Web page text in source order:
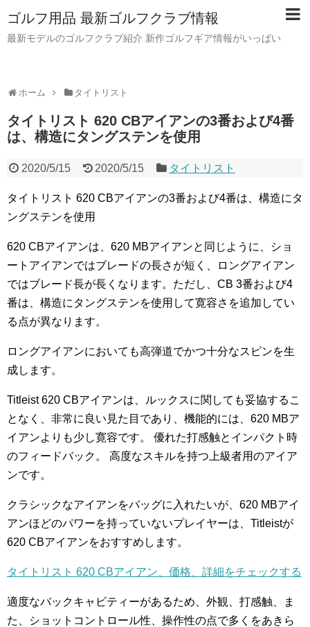
ゴルフ用品 最新ゴルフクラブ情報
最新モデルのゴルフクラブ紹介 新作ゴルフギア情報がいっぱい
ホーム タイトリスト
タイトリスト 620 CBアイアンの3番および4番
は、構造にタングステンを使用
2020/5/15 2020/5/15 タイトリスト
タイトリスト 620 CBアイアンの3番および4番は、構造にタ
ングステンを使用
620 CBアイアンは、620 MBアイアンと同じように、ショ
ートアイアンではブレードの長さが短く、ロングアイアン
ではブレード長が長くなります。ただし、CB 3番および4
番は、構造にタングステンを使用して寛容さを追加してい
る点が異なります。
ロングアイアンにおいても高弾道でかつ十分なスピンを生
成します。
Titleist 620 CBアイアンは、ルックスに関しても妥協するこ
となく、非常に良い見た目であり、機能的には、620 MBア
イアンよりも少し寛容です。 優れた打感触とインパクト時
のフィードバック。 高度なスキルを持つ上級者用のアイア
ンです。
クラシックなアイアンをバッグに入れたいが、620 MBアイ
アンほどのパワーを持っていないプレイヤーは、Titleistが
620 CBアイアンをおすすめします。
タイトリスト 620 CBアイアン、価格、詳細をチェックする
適度なバックキャビティーがあるため、外観、打感触、ま
た、ショットコントロール性、操作性の点で多くをあきら